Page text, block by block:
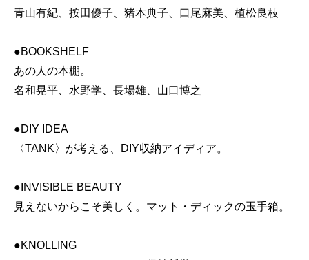
青山有紀、按田優子、猪本典子、口尾麻美、植松良枝
●BOOKSHELF
あの人の本棚。
名和晃平、水野学、長場雄、山口博之
●DIY IDEA
〈TANK〉が考える、DIY収納アイディア。
●INVISIBLE BEAUTY
見えないからこそ美しく。マット・ディックの玉手箱。
●KNOLLING